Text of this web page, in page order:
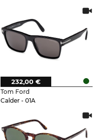
Tom Ford
Calder - 01A
232,00 €